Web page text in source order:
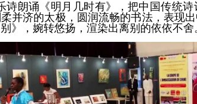
诗朗诵《明月几时有》，把中国传统
并济的太极，圆润流畅的书法，表现
》，婉转悠扬，渲染出离别的依依不舍